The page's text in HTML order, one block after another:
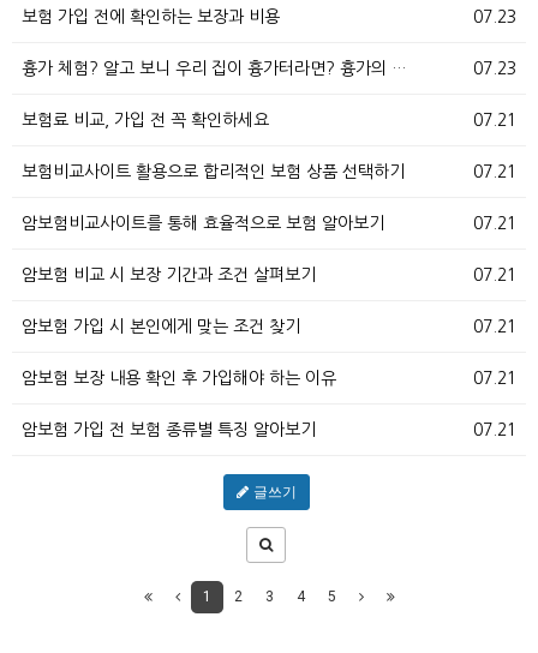
07.23
보험 가입 전에 확인하는 보장과 비용
07.23
흉가 체험? 알고 보니 우리 집이 흉가터라면? 흉가의 …
07.21
보험료 비교, 가입 전 꼭 확인하세요
07.21
보험비교사이트 활용으로 합리적인 보험 상품 선택하기
07.21
암보험비교사이트를 통해 효율적으로 보험 알아보기
07.21
암보험 비교 시 보장 기간과 조건 살펴보기
07.21
암보험 가입 시 본인에게 맞는 조건 찾기
07.21
암보험 보장 내용 확인 후 가입해야 하는 이유
07.21
암보험 가입 전 보험 종류별 특징 알아보기
글쓰기
1 2 3 4 5